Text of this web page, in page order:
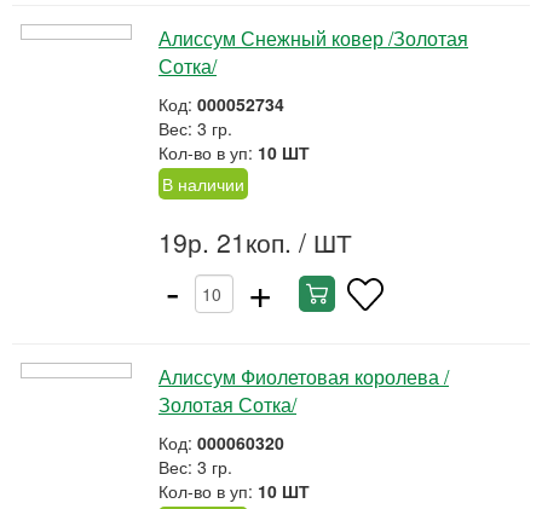
Алиссум Снежный ковер /Золотая
Сотка/
Код: 000052734
Вес: 3 гр.
Кол-во в уп: 10 ШТ
В наличии
19р. 21коп. / ШТ
- +
Алиссум Фиолетовая королева /
Золотая Сотка/
Код: 000060320
Вес: 3 гр.
Кол-во в уп: 10 ШТ